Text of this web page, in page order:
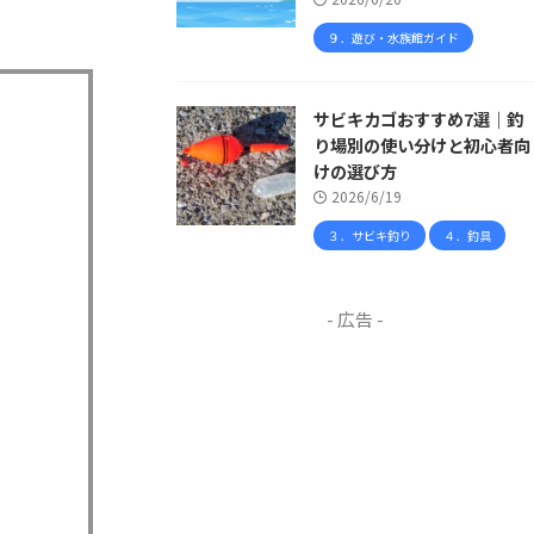
９．遊び・水族館ガイド
サビキカゴおすすめ7選｜釣
り場別の使い分けと初心者向
けの選び方
2026/6/19
３．サビキ釣り ４．釣具
- 広告 -